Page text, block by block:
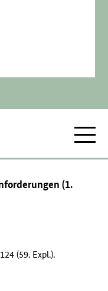
(1.
(59. Expl.).